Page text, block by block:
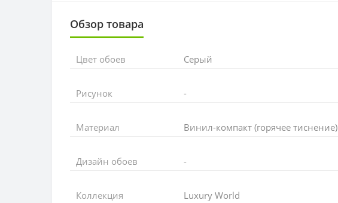
Обзор товара
Цвет обоев Серый
Рисунок -
Материал Винил-компакт (горячее тиснение)
Дизайн обоев -
Коллекция Luxury World